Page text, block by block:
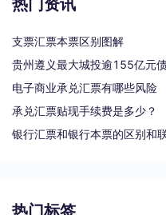
热门资讯
支票汇票本票区别图解
电子商业承兑汇票有哪些风险
承兑汇票贴现手续费是多少？
热门标签